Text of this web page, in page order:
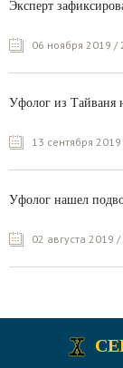
Эксперт
06 ноября 2019 /
Уфолог из Тайваня
13 сентября
Уфолог нашел
02 августа 2019